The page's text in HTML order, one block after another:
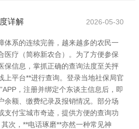
详解 2026-05-30
体系的连续完善，越来越多的农民一
医疗（简称新农合）。为了方便参保
保信息，掌抓正确的查询法度至关抨
上平台**进行查询。登录当地社保局官
，注册并绑定个东谈主信息后，即
余额、缴费纪录及报销情况。部分场
支付宝城市奇迹，提供方便的查询功
次，**电话琢磨**亦然一种常见神